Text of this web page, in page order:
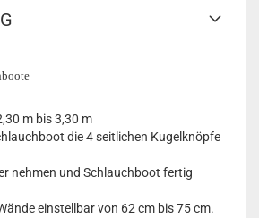
m bis 3,30 m
die 4 seitlichen Kugelknöpfe
nehmen und Schlauchboot fertig
einstellbar von 62 cm bis 75 cm.